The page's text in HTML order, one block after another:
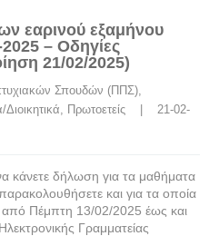
εαρινού εξαμήνου
– Οδηγίες
21/02/2025)
Σπουδών (ΠΠΣ)
Διοικητικά, Πρωτοετείς
    |    21-02-
κάνετε δήλωση για τα μαθήματα
και για τα οποία
από Πέμπτη 13/02/2025 έως και
Γραμματείας